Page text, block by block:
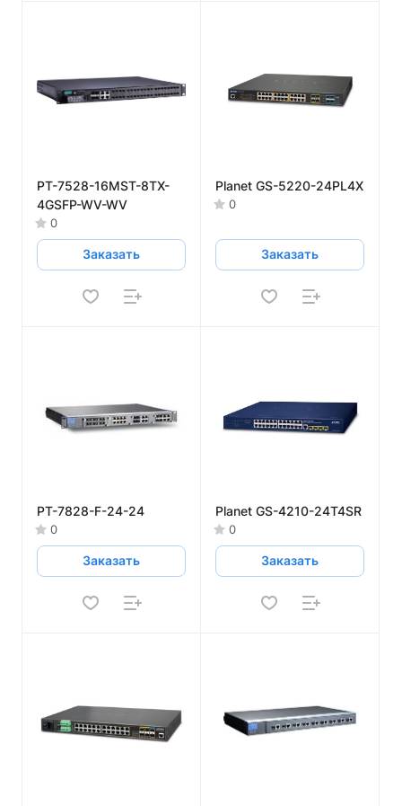
PT-7528-16MST-8TX-
4GSFP-WV-WV
0
Заказать
Planet GS-5220-24PL4X
0
Заказать
PT-7828-F-24-24
0
Заказать
Planet GS-4210-24T4SR
0
Заказать